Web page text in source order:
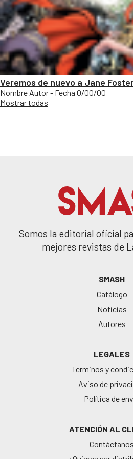
Veremos de nuevo a Jane
Nombre Autor - Fecha 0/00/00
Mostrar todas
Somos la editorial oficial
mejores revistas de
SMASH
Catálogo
Noticias
Autores
LEGALES
Terminos y
Aviso de
Política de
ATENCIÓN AL
Contáctanos